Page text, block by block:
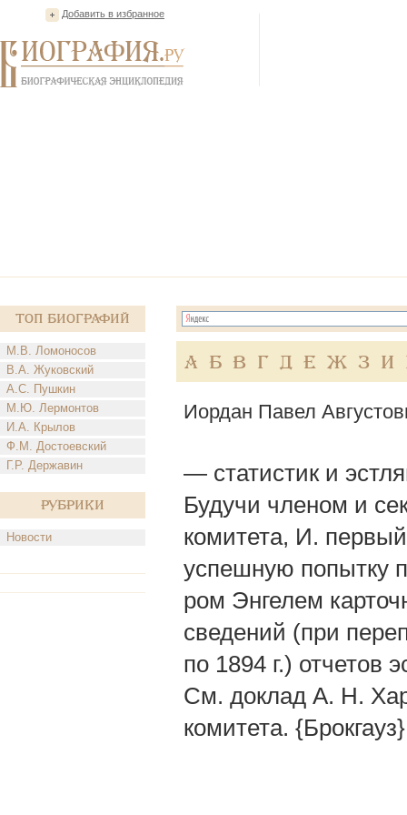
Добавить в избранное
Топ Биографий
М.В. Ломоносов
В.А. Жуковский
А.С. Пушкин
М.Ю. Лермонтов
И.А. Крылов
Ф.М. Достоевский
Г.Р. Державин
Рубрики
Новости
А Б В Г Д Е Ж З И
Иордан Павел
— статистик и
Будучи членом и
комитета, И.
успешную попытку
ром Энгелем
сведений (при
по 1894 г.) отчетов
См. доклад А. Н.
комитета. {Брокгауз}